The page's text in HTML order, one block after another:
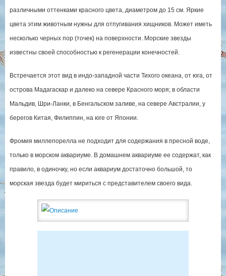
различными оттенками красного цвета, диаметром до 15 см. Яркие
цвета этим животным нужны для отпугивания хищников. Может иметь
несколько черных пор (точек) на поверхности. Морские звезды
известны своей способностью к регенерации конечностей.
Встречается этот вид в индо-западной части Тихого океана, от юга, от
острова Мадагаскар и далеко на севере Красного моря; в области
Мальдив, Шри-Ланки, в Бенгальском заливе, на севере Австралии, у
берегов Китая, Филиппин, на юге от Японии.
Фромия миллепорелла не подходит для содержания в пресной воде,
только в морском аквариуме. В домашнем аквариуме ее содержат, как
правило, в одиночку, но если аквариум достаточно большой, то
морская звезда будет мириться с представителем своего вида.